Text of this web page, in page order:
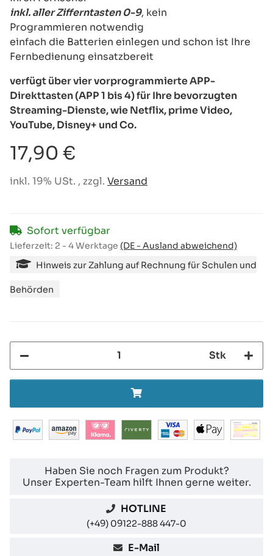
inkl. aller Zifferntasten 0-9, kein
Programmieren notwendig
einfach die Batterien einlegen und schon ist Ihre
Fernbedienung einsatzbereit
verfügt über vier vorprogrammierte APP-
Direkttasten (APP 1 bis 4) für Ihre bevorzugten
Streaming-Dienste, wie Netflix, prime Video,
YouTube, Disney+ und Co.
17,90 €
inkl. 19% USt. , zzgl. Versand
Sofort verfügbar
Lieferzeit: 2 - 4 Werktage (DE - Ausland abweichend)
Hinweis zur Zahlung auf Rechnung für Schulen und
Behörden
Stk
Haben Sie noch Fragen zum Produkt?
Unser Experten-Team hilft Ihnen gerne weiter.
HOTLINE
(+49) 09122-888 447-0
E-Mail